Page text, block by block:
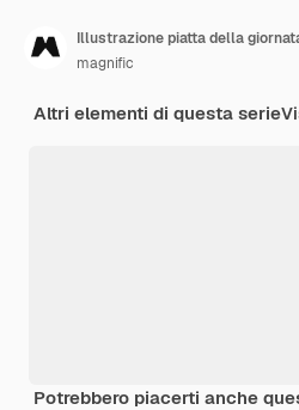
Illustrazione piatta della
magnific
Altri elementi di questa serie
Potrebbero piacerti anche